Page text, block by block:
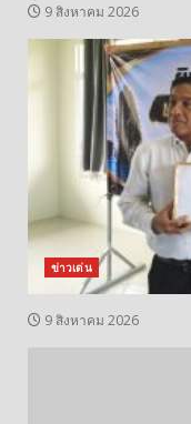
9 สิงหาคม 2026
ข่าวเด่น
9 สิงหาคม 2026